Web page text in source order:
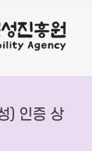
) 인증 상